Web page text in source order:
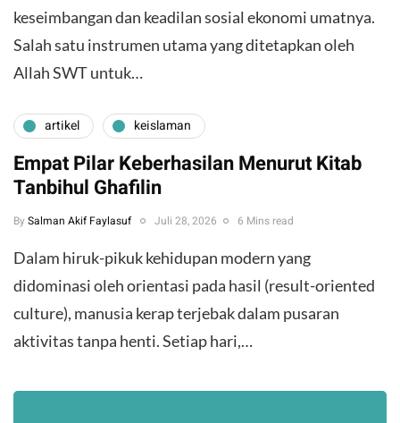
keseimbangan dan keadilan sosial ekonomi umatnya.
Salah satu instrumen utama yang ditetapkan oleh
Allah SWT untuk…
artikel keislaman
Empat Pilar Keberhasilan Menurut Kitab
Tanbihul Ghafilin
By Salman Akif Faylasuf Juli 28, 2026 6 Mins read
Dalam hiruk-pikuk kehidupan modern yang
didominasi oleh orientasi pada hasil (result-oriented
culture), manusia kerap terjebak dalam pusaran
aktivitas tanpa henti. Setiap hari,…